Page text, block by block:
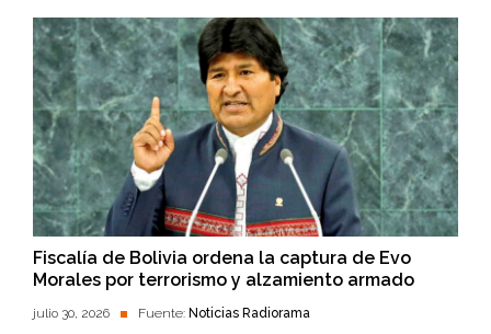
Fiscalía de Bolivia ordena la captura de Evo
Morales por terrorismo y alzamiento armado
julio 30, 2026 Fuente: Noticias Radiorama